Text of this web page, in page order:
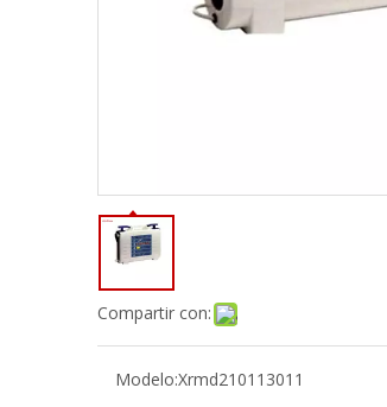
Compartir con:
Modelo:Xrmd210113011